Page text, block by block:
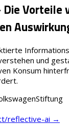
Vorteile
und
Konsum
reflective-ai →